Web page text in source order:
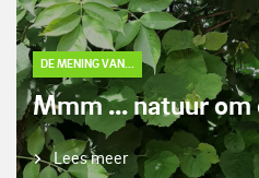
DE MENING VAN...
Mmm ... natuur
Lees meer